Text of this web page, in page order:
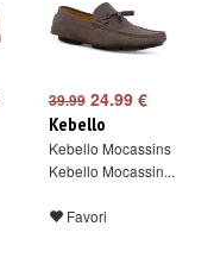
39.9924.99 €
Kebello
Kebello Mocassins
Kebello Mocassin...
Favori